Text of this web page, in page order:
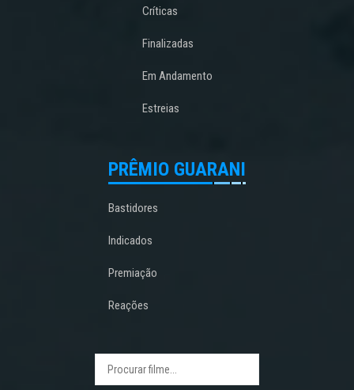
Críticas
Finalizadas
Em Andamento
Estreias
PRÊMIO GUARANI
Bastidores
Indicados
Premiação
Reações